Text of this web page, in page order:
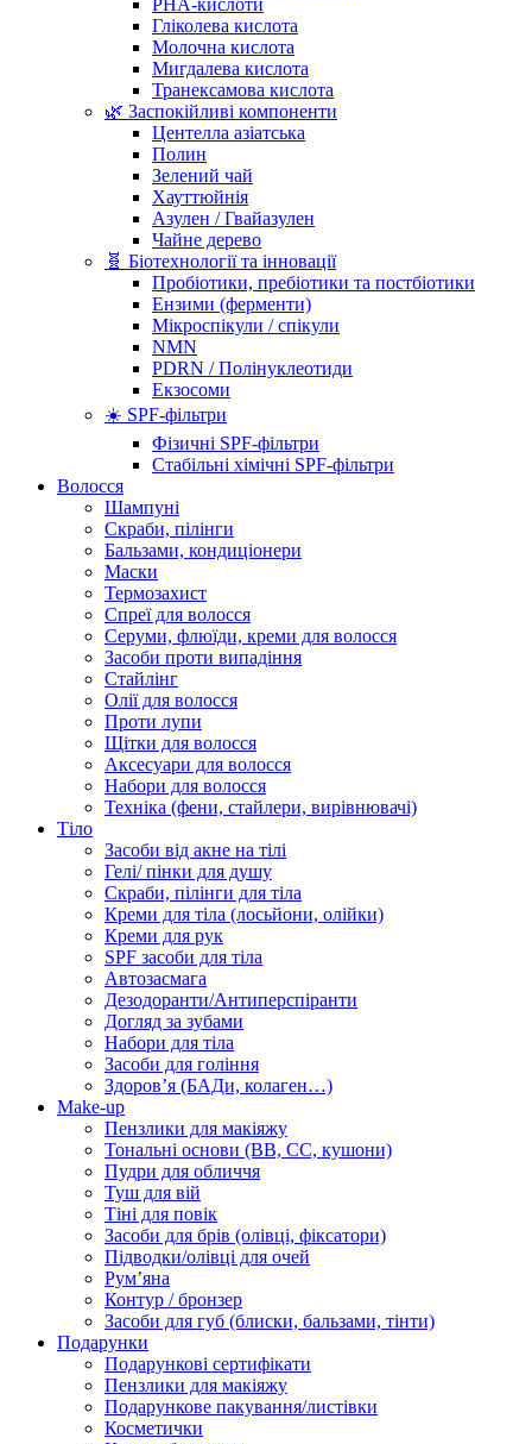
PHA-кислоти
Гліколева кислота
Молочна кислота
Мигдалева кислота
Транексамова кислота
🌿 Заспокійливі компоненти
Центелла азіатська
Полин
Зелений чай
Хауттюйнія
Азулен / Гвайазулен
Чайне дерево
🧬 Біотехнології та інновації
Пробіотики, пребіотики та постбіотики
Ензими (ферменти)
Мікроспікули / спікули
NMN
PDRN / Полінуклеотиди
Екзосоми
☀️ SPF-фільтри
Фізичні SPF-фільтри
Стабільні хімічні SPF-фільтри
Волосся
Шампуні
Скраби, пілінги
Бальзами, кондиціонери
Маски
Термозахист
Спреї для волосся
Серуми, флюїди, креми для волосся
Засоби проти випадіння
Стайлінг
Олії для волосся
Проти лупи
Щітки для волосся
Аксесуари для волосся
Набори для волосся
Техніка (фени, стайлери, вирівнювачі)
Тіло
Засоби від акне на тілі
Гелі/ пінки для душу
Скраби, пілінги для тіла
Креми для тіла (лосьйони, олійки)
Креми для рук
SPF засоби для тіла
Автозасмага
Дезодоранти/Антиперспіранти
Догляд за зубами
Набори для тіла
Засоби для гоління
Здоровʼя (БАДи, колаген…)
Make-up
Пензлики для макіяжу
Тональні основи (BB, CC, кушони)
Пудри для обличчя
Туш для вій
Тіні для повік
Засоби для брів (олівці, фіксатори)
Підводки/олівці для очей
Румʼяна
Контур / бронзер
Засоби для губ (блиски, бальзами, тінти)
Подарунки
Подарункові сертифікати
Пензлики для макіяжу
Подарункове пакування/листівки
Косметички